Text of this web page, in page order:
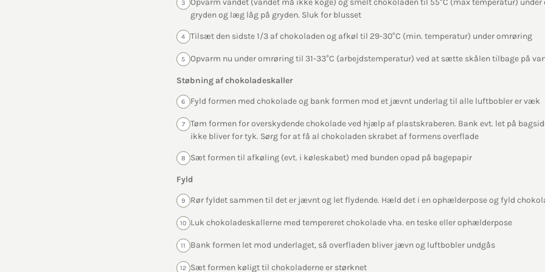
3
Opvarm vandet (vandet må ikke koge) og smelt chokoladen til 55°C (max temperatur) under
gryden og læg låg på gryden. Sluk for blusset
4 Tilsæt den sidste 1/3 af chokoladen og afkøl til 29-30°C (min. temperatur) under omrøring
5 Opvarm nu under omrøring til 31-33°C (arbejdstemperatur) ved at sætte skålen tilbage på
Støbning af chokoladeskaller
6 Fyld formen med chokolade og bank formen mod et jævnt underlag til alle luftbobler er væk
7
Tøm formen for overskydende chokolade ved hjælp af plastskraberen. Bank evt. let på
ikke bliver for tyk. Sørg for at få al chokoladen skrabet af formens overflade
8 Sæt formen til afkøling (evt. i køleskabet) med bunden opad på bagepapir
Fyld
9 Rør fyldet sammen til det er jævnt og let flydende. Hæld det i en ophælderpose og fyld
10 Luk chokoladeskallerne med tempereret chokolade vha. en teske eller ophælderpose
11 Bank formen let mod underlaget, så overfladen bliver jævn og luftbobler undgås
12 Sæt formen køligt til chokoladerne er størknet